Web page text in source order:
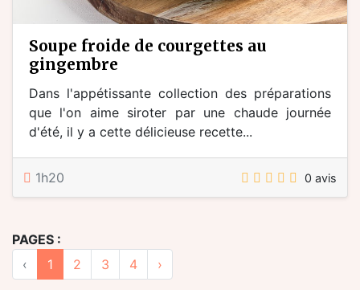
soupe froide de courgettes au
gingembre
Dans l'appétissante collection des préparations
que l'on aime siroter par une chaude journée
d'été, il y a cette délicieuse recette...
1h20 0 avis
PAGES :
‹
1 2 3 4 ›